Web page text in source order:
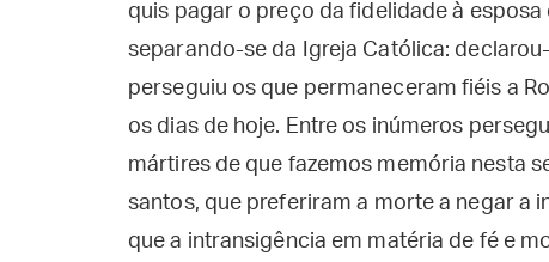
quis pagar o preço da fidelidade à
separando-se da Igreja Católica:
perseguiu os que permaneceram fiéis a
os dias de hoje. Entre os inúmeros
mártires de que fazemos memória nesta
santos, que preferiram a morte a negar a
que a intransigência em matéria de fé e